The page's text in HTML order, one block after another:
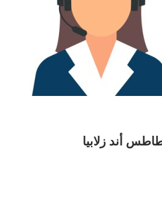
أند زلابيا